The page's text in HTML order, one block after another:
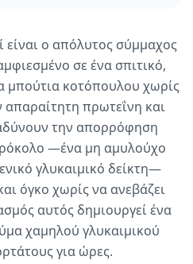
ο απόλυτος σύμμαχος
σε ένα σπιτικό,
μπούτια κοτόπουλου χωρίς
πρωτεΐνη και
την απορρόφηση
—ένα μη αμυλούχο
γλυκαιμικό δείκτη—
όγκο χωρίς να ανεβάζει
αυτός δημιουργεί ένα
χαμηλού γλυκαιμικού
για ώρες.